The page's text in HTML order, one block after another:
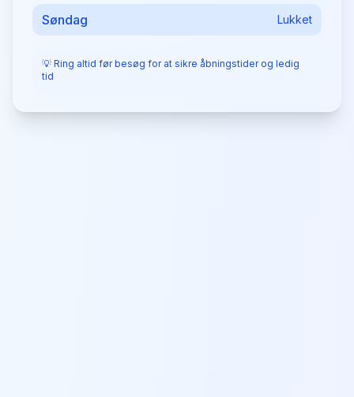
Søndag Lukket
💡 Ring altid før besøg for at sikre åbningstider og ledig
tid